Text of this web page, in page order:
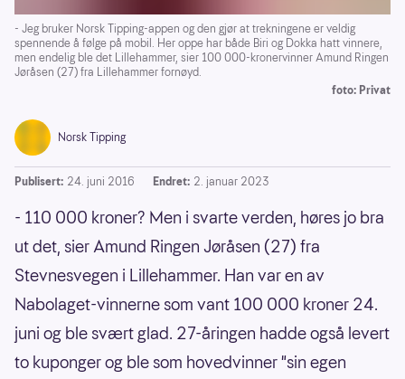
- Jeg bruker Norsk Tipping-appen og den gjør at trekningene er veldig
spennende å følge på mobil. Her oppe har både Biri og Dokka hatt vinnere,
men endelig ble det Lillehammer, sier 100 000-kronervinner Amund Ringen
Jøråsen (27) fra Lillehammer fornøyd.
foto: Privat
Norsk Tipping
Publisert: 24. juni 2016 Endret: 2. januar 2023
- 110 000 kroner? Men i svarte verden, høres jo bra
ut det, sier Amund Ringen Jøråsen (27) fra
Stevnesvegen i Lillehammer. Han var en av
Nabolaget-vinnerne som vant 100 000 kroner 24.
juni og ble svært glad. 27-åringen hadde også levert
to kuponger og ble som hovedvinner "sin egen